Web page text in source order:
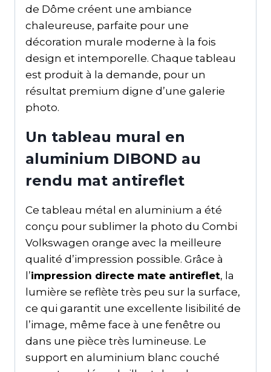
de Dôme créent une ambiance
chaleureuse, parfaite pour une
décoration murale moderne à la fois
design et intemporelle. Chaque tableau
est produit à la demande, pour un
résultat premium digne d’une galerie
photo.
Un tableau mural en
aluminium DIBOND au
rendu mat antireflet
Ce tableau métal en aluminium a été
conçu pour sublimer la photo du Combi
Volkswagen orange avec la meilleure
qualité d’impression possible. Grâce à
l’impression directe mate antireflet, la
lumière se reflète très peu sur la surface,
ce qui garantit une excellente lisibilité de
l’image, même face à une fenêtre ou
dans une pièce très lumineuse. Le
support en aluminium blanc couché